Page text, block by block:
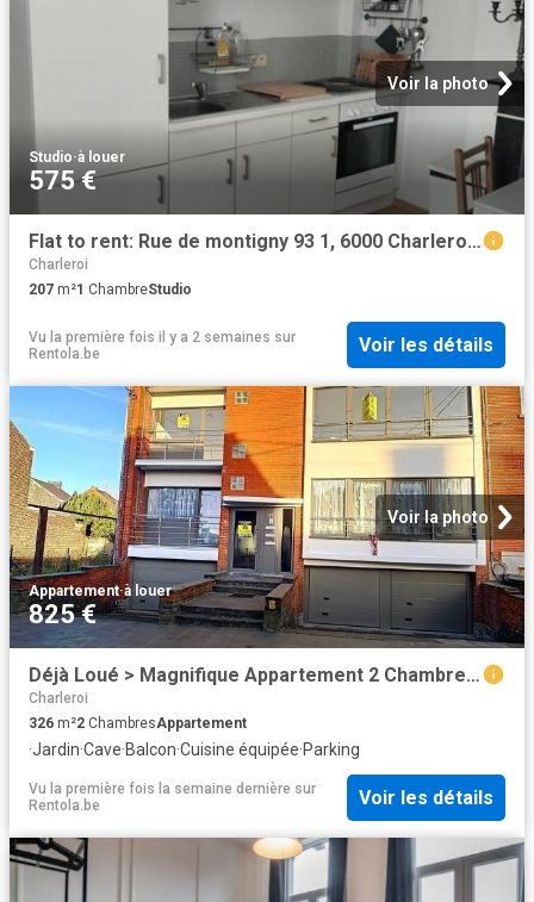
Voir la photo
Studio·à louer
575 €
Flat to rent: Rue de montigny 93 1, 6000 Charleroi on Realo
Charleroi
207 m²1 ChambreStudio
Vu la première fois il y a 2 semaines sur
Rentola.be
Voir les détails
Voir la photo
Appartement·à louer
825 €
Déjà Loué > Magnifique Appartement 2 Chambres avec 2 Balcons & Garage 1v
Charleroi
326 m²2 ChambresAppartement
·Jardin·Cave·Balcon·Cuisine équipée·Parking
Vu la première fois la semaine dernière sur
Rentola.be
Voir les détails